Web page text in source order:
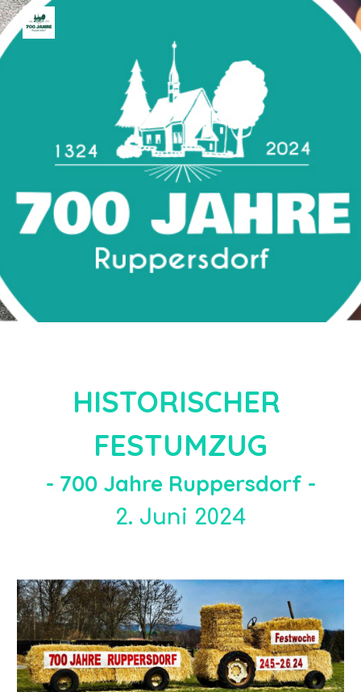
Skip to main content Skip to navigation
HISTORISCHER
FESTUMZUG
- 700 Jahre Ruppersdorf -
2. Juni 2024